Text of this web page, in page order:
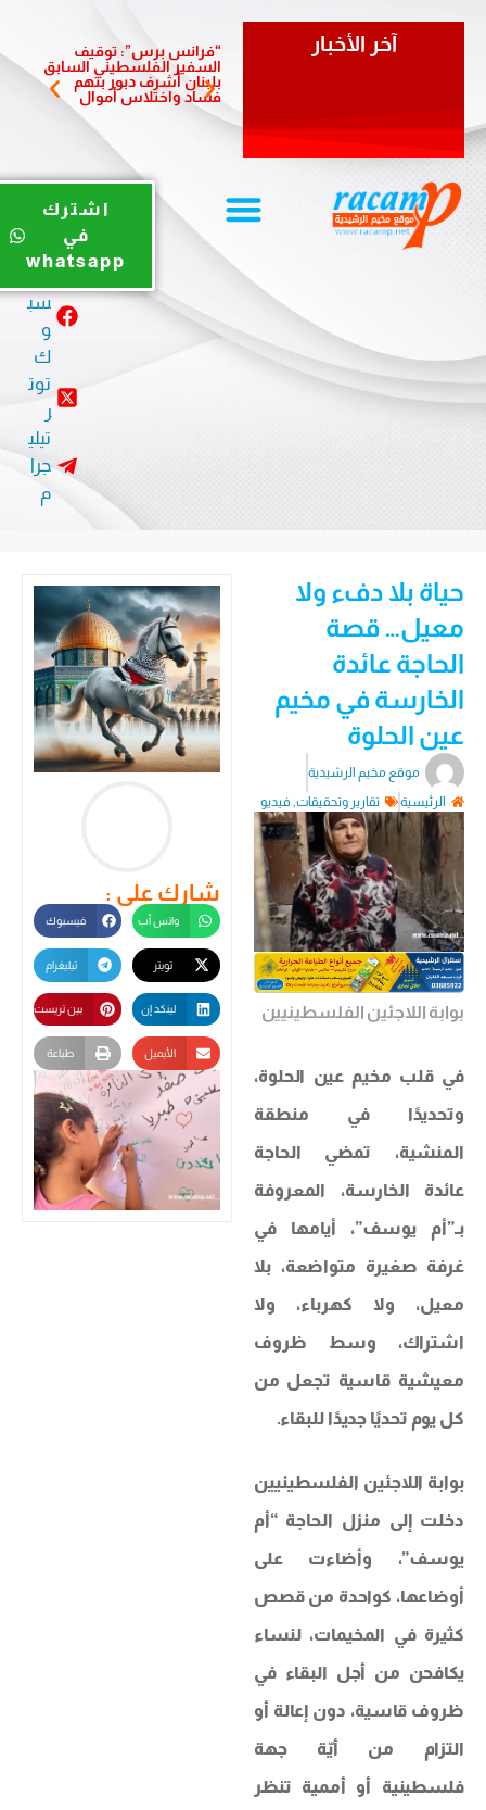
آخر الأخبار
“فرانس برس”: توقيف
السفير الفلسطيني السابق
بلبنان أشرف دبور بتهم
فساد واختلاس أموال
تزور
وتؤكد
يو
ب
سب
و
توت
ر
تيلي
جرا
اشترك
في
whatsapp
حياة بلا دفء ولا
معيل… قصة
الحاجة عائدة
الخارسة في مخيم
عين الحلوة
موقع مخيم الرشيدية
الرئيسية
تقارير وتحقيقات,فيديو
بوابة اللاجئين الفلسطينيين
في قلب مخيم عين الحلوة،
وتحديدًا في منطقة
المنشية، تمضي الحاجة
عائدة الخارسة، المعروفة
بـ”أم يوسف”، أيامها في
غرفة صغيرة متواضعة، بلا
معيل، ولا كهرباء، ولا
اشتراك، وسط ظروف
معيشية قاسية تجعل من
كل يوم تحديًا جديدًا للبقاء.
بوابة اللاجئين الفلسطينيين
دخلت إلى منزل الحاجة “أم
يوسف”، وأضاءت على
أوضاعها، كواحدة من قصص
كثيرة في المخيمات، لنساء
يكافحن من أجل البقاء في
ظروف قاسية، دون إعالة أو
التزام من أيّة جهة
فلسطينية أو أممية تنظر
شارك على :
واتس أب فيسبوك
تيليغرام
لينكد إن بين تريست
الأيميل طباعة